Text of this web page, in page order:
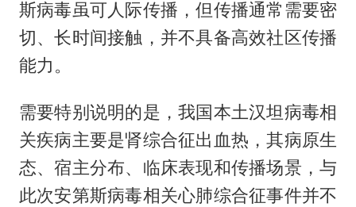
斯病毒虽可人际传播，但传播通常需要密
切、长时间接触，并不具备高效社区传播
能力。
需要特别说明的是，我国本土汉坦病毒相
关疾病主要是肾综合征出血热，其病原生
态、宿主分布、临床表现和传播场景，与
此次安第斯病毒相关心肺综合征事件并不